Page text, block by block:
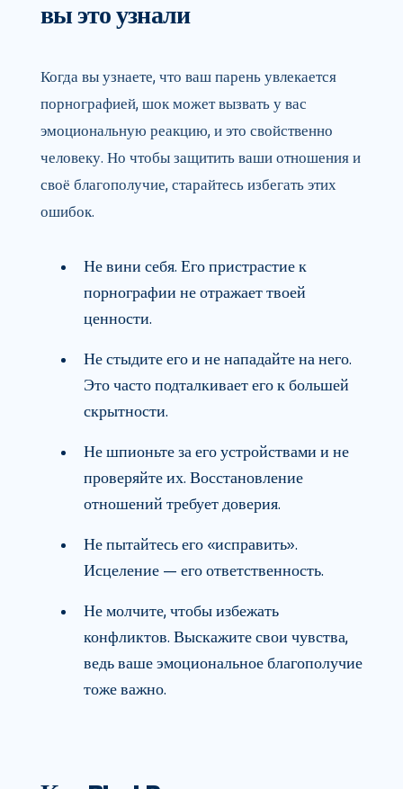
вы это узнали
Когда вы узнаете, что ваш парень увлекается
порнографией, шок может вызвать у вас
эмоциональную реакцию, и это свойственно
человеку. Но чтобы защитить ваши отношения и
своё благополучие, старайтесь избегать этих
ошибок.
Не вини себя. Его пристрастие к
порнографии не отражает твоей
ценности.
Не стыдите его и не нападайте на него.
Это часто подталкивает его к большей
скрытности.
Не шпионьте за его устройствами и не
проверяйте их. Восстановление
отношений требует доверия.
Не пытайтесь его «исправить».
Исцеление — его ответственность.
Не молчите, чтобы избежать
конфликтов. Выскажите свои чувства,
ведь ваше эмоциональное благополучие
тоже важно.